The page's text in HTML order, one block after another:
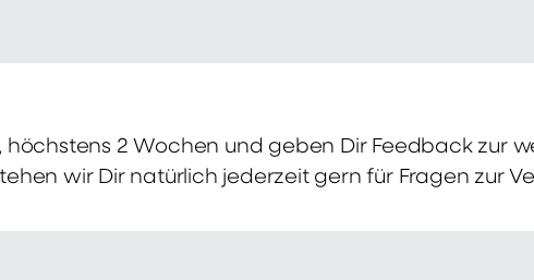
2 Wochen und geben Dir Feedback zur
wir Dir natürlich jederzeit gern für Fragen zur